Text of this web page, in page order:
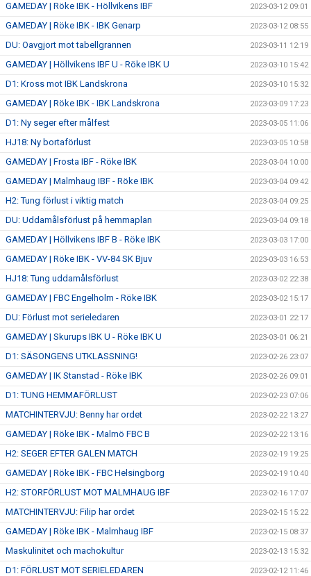
GAMEDAY | Röke IBK - Höllvikens IBF 2023-03-12 09:01
GAMEDAY | Röke IBK - IBK Genarp 2023-03-12 08:55
DU: Oavgjort mot tabellgrannen 2023-03-11 12:19
GAMEDAY | Höllvikens IBF U - Röke IBK U 2023-03-10 15:42
D1: Kross mot IBK Landskrona 2023-03-10 15:32
GAMEDAY | Röke IBK - IBK Landskrona 2023-03-09 17:23
D1: Ny seger efter målfest 2023-03-05 11:06
HJ18: Ny bortaförlust 2023-03-05 10:58
GAMEDAY | Frosta IBF - Röke IBK 2023-03-04 10:00
GAMEDAY | Malmhaug IBF - Röke IBK 2023-03-04 09:42
H2: Tung förlust i viktig match 2023-03-04 09:25
DU: Uddamålsförlust på hemmaplan 2023-03-04 09:18
GAMEDAY | Höllvikens IBF B - Röke IBK 2023-03-03 17:00
GAMEDAY | Röke IBK - VV-84 SK Bjuv 2023-03-03 16:53
HJ18: Tung uddamålsförlust 2023-03-02 22:38
GAMEDAY | FBC Engelholm - Röke IBK 2023-03-02 15:17
DU: Förlust mot serieledaren 2023-03-01 22:17
GAMEDAY | Skurups IBK U - Röke IBK U 2023-03-01 06:21
D1: SÄSONGENS UTKLASSNING! 2023-02-26 23:07
GAMEDAY | IK Stanstad - Röke IBK 2023-02-26 09:01
D1: TUNG HEMMAFÖRLUST 2023-02-23 07:06
MATCHINTERVJU: Benny har ordet 2023-02-22 13:27
GAMEDAY | Röke IBK - Malmö FBC B 2023-02-22 13:16
H2: SEGER EFTER GALEN MATCH 2023-02-19 19:25
GAMEDAY | Röke IBK - FBC Helsingborg 2023-02-19 10:40
H2: STORFÖRLUST MOT MALMHAUG IBF 2023-02-16 17:07
MATCHINTERVJU: Filip har ordet 2023-02-15 15:22
GAMEDAY | Röke IBK - Malmhaug IBF 2023-02-15 08:37
Maskulinitet och machokultur 2023-02-13 15:32
D1: FÖRLUST MOT SERIELEDAREN 2023-02-12 11:46